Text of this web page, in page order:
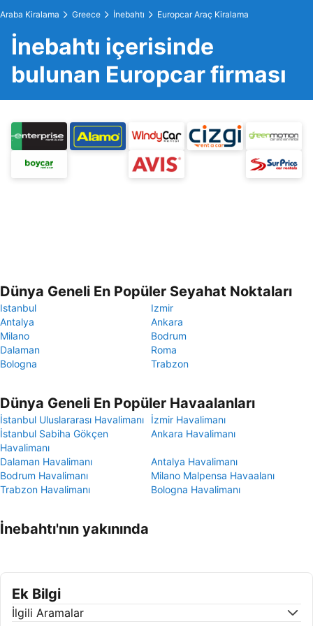
Araba Kiralama Greece İnebahtı Europcar Araç Kiralama
İnebahtı içerisinde
bulunan Europcar firması
Dünya Geneli En Popüler Seyahat Noktaları
Istanbul
Izmir
Antalya
Ankara
Milano
Bodrum
Dalaman
Roma
Bologna
Trabzon
Dünya Geneli En Popüler Havaalanları
İstanbul Uluslararası Havalimanı
İzmir Havalimanı
İstanbul Sabiha Gökçen
Havalimanı
Ankara Havalimanı
Dalaman Havalimanı
Antalya Havalimanı
Bodrum Havalimanı
Milano Malpensa Havaalanı
Trabzon Havalimanı
Bologna Havalimanı
İnebahtı'nın yakınında
Ek Bilgi
İlgili Aramalar